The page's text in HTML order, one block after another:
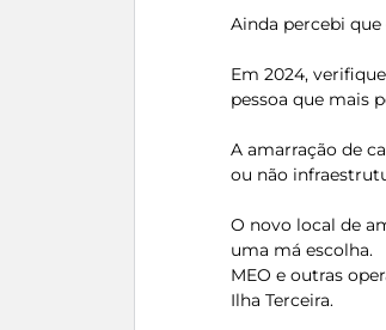
Ainda percebi
Em 2024,
pessoa que mais
A amarração de
ou não
O novo local de
uma má escolha.
MEO e outras
Ilha Terceira.